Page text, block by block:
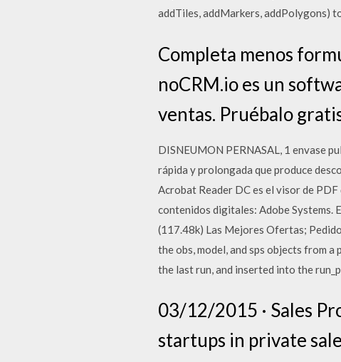
addTiles, addMarkers, addPolygons)
Completa menos
noCRM.io es un
ventas. Pruébalo
DISNEUMON PERNASAL, 1 envase
rápida y prolongada que produce
Acrobat Reader DC es el visor de
contenidos digitales: Adobe Systems.
(117.48k) Las Mejores Ofertas;
the obs, model, and sps objects from
the last run, and inserted into the
03/12/2015 · Sales
startups in private